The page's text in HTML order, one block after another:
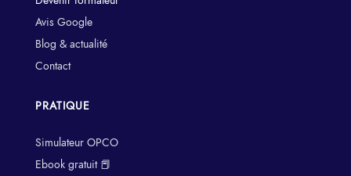
Avis Google
Blog & actualité
Contact
PRATIQUE
Simulateur OPCO
Ebook gratuit 📕